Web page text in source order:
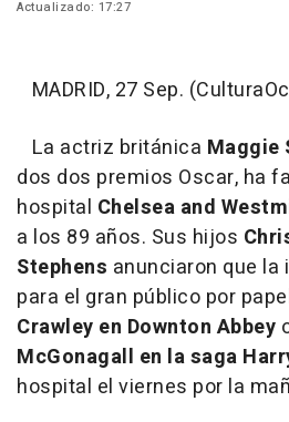
Actualizado: 17:27
MADRID, 27 Sep.
La actriz británica Maggie
dos dos premios Oscar, ha
hospital Chelsea and
a los 89 años. Sus hijos
Stephens anunciaron que
para el gran público por
Crawley en Downton Abbey
McGonagall en la saga
hospital el viernes por la